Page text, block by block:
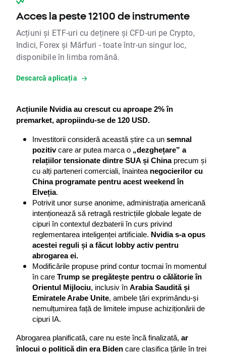
Acces la peste 12100 de instrumente
Acțiuni și ETF-uri cu deținere și CFD-uri pe Crypto,
Indici, Forex și Mărfuri - toate într-un singur loc,
disponibile în limba română.
Descarcă aplicația
Acțiunile Nvidia au crescut cu aproape 2% în
premarket, apropiindu-se de 120 USD.
Investitorii consideră această știre ca un semnal
pozitiv care ar putea marca o „dezghețare” a
relațiilor tensionate dintre SUA și China precum și
cu alți parteneri comerciali, înaintea negocierilor cu
China programate pentru acest weekend în
Elveția.
Potrivit unor surse anonime, administrația americană
intenționează să retragă restricțiile globale legate de
cipuri în contextul dezbaterii în curs privind
reglementarea inteligenței artificiale. Nvidia s-a opus
acestei reguli și a făcut lobby activ pentru
abrogarea ei.
Modificările propuse prind contur tocmai în momentul
în care Trump se pregătește pentru o călătorie în
Orientul Mijlociu, inclusiv în Arabia Saudită și
Emiratele Arabe Unite, ambele țări exprimându-și
nemulțumirea față de limitele impuse achiziționării de
cipuri IA.
Abrogarea planificată, care nu este încă finalizată, ar
înlocui o politică din era Biden care clasifica țările în trei